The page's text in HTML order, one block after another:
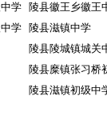
学
陵县徽王乡徽王
学
陵县滋镇中学
陵县陵城镇城关
陵县糜镇张习桥
陵县滋镇初级中